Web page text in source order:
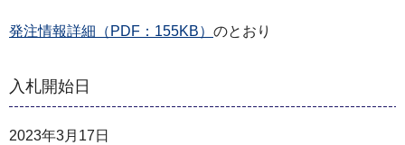
発注情報詳細（PDF：155KB） のとおり
入札開始日
2023年3月17日